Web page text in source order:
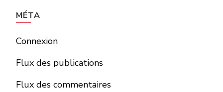
MÉTA
Connexion
Flux des publications
Flux des commentaires